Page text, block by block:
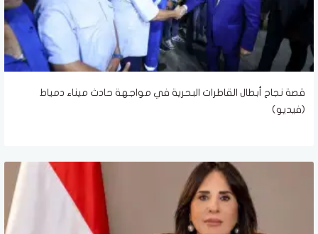
قصة نجاح أبطال القاطرات البحرية في مواجهة حادث ميناء دمياط
(فيديو)